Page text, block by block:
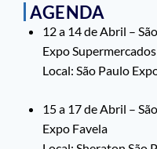
AGENDA
12 a 14 de Abril –
Expo
Local: São Paulo
15 a 17 de Abril –
Expo Favela